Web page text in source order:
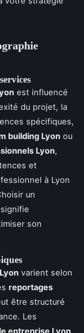
est influencé
du projet, la
spécifiques,
building Lyon ou
Lyon,
et
à Lyon
un
son
varient selon
reportages
être structuré
Les
entreprise Lyon